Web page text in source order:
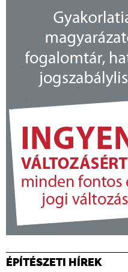
ÉPÍTÉSZETI HÍREK